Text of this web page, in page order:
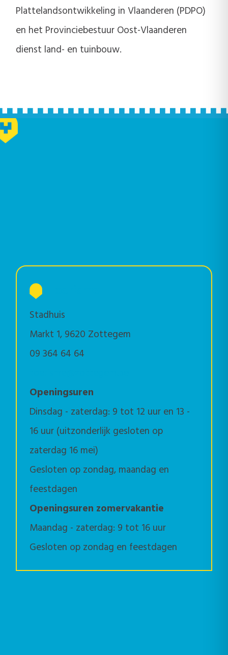
Plattelandsontwikkeling in Vlaanderen (PDPO)
en het Provinciebestuur Oost-Vlaanderen
dienst land- en tuinbouw.
Stadhuis
Markt 1, 9620 Zottegem
09 364 64 64
Openingsuren
Dinsdag - zaterdag: 9 tot 12 uur en 13 -
16 uur (uitzonderlijk gesloten op
zaterdag 16 mei)
Gesloten op zondag, maandag en
feestdagen
Openingsuren zomervakantie
Maandag - zaterdag: 9 tot 16 uur
Gesloten op zondag en feestdagen